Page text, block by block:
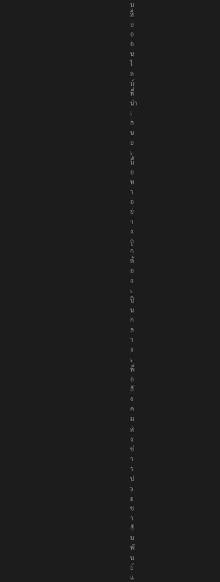
น
สื่
อ
อ
อ
น
ไ
ล
น์
ที่
นำ
เ
ส
น
อ
เ
นื้
อ
ห
า
อ
ย่
า
ง
ถู
ก
ต้
อ
ง
เ
ป็
น
ก
ล
า
ง
เ
พื่
อ
สั
ง
ค
ม
ส่
ง
ข่
า
ว
ป
ร
ะ
ช
า
สั
ม
พั
น
ธ์
แ